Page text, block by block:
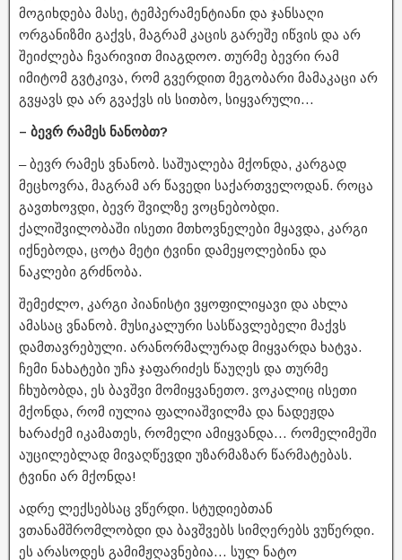
მოგიხდება მასე, ტემპერამენტიანი და ჯანსაღი
ორგანიზმი გაქვს, მაგრამ კაცის გარეშე იწვის და არ
შეიძლება ჩვარივით მიაგდოო. თურმე ბევრი რამ
იმიტომ გვტკივა, რომ გვერდით მეგობარი მამაკაცი არ
გვყავს და არ გვაქვს ის სითბო, სიყვარული…
– ბევრ რამეს ნანობთ?
– ბევრ რამეს ვნანობ. საშუალება მქონდა, კარგად
მეცხოვრა, მაგრამ არ წავედი საქართველოდან. როცა
გავთხოვდი, ბევრ შვილზე ვოცნებობდი.
ქალიშვილობაში ისეთი მთხოვნელები მყავდა, კარგი
იქნებოდა, ცოტა მეტი ტვინი დამეყოლებინა და
ნაკლები გრძნობა.
შემეძლო, კარგი პიანისტი ვყოფილიყავი და ახლა
ამასაც ვნანობ. მუსიკალური სასწავლებელი მაქვს
დამთავრებული. არანორმალურად მიყვარდა ხატვა.
ჩემი ნახატები უჩა ჯაფარიძეს წაუღეს და თურმე
ჩხუბობდა, ეს ბავშვი მომიყვანეთო. ვოკალიც ისეთი
მქონდა, რომ იულია ფალიაშვილმა და ნადეჟდა
ხარაძემ იკამათეს, რომელი ამიყვანდა… რომელიმეში
აუცილებლად მივაღწევდი უზარმაზარ წარმატებას.
ტვინი არ მქონდა!
ადრე ლექსებსაც ვწერდი. სტუდიებთან
ვთანამშრომლობდი და ბავშვებს სიმღერებს ვუწერდი.
ეს არასოდეს გამიმჟღავნებია… სულ ნატო